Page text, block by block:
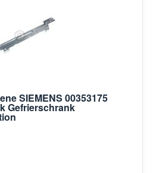
SIEMENS 00353175
Gefrierschrank